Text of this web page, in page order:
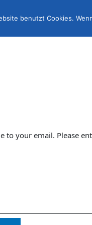
to your email. Please
benutzt Cookies.